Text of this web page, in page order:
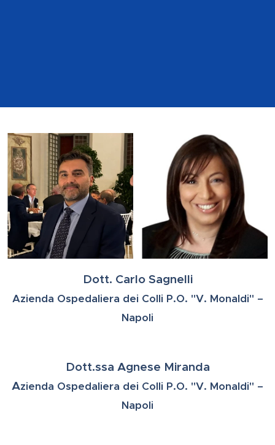
Dott. Carlo Sagnelli
Azienda Ospedaliera dei Colli P.O. "V. Monaldi" –
Napoli
Dott.ssa Agnese Miranda
Azienda Ospedaliera dei Colli P.O. "V. Monaldi" –
Napoli